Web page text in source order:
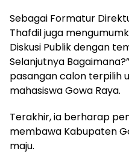
Sebagai Formatur
Thafdil juga
Diskusi Publik dengan
Selanjutnya
pasangan calon terpilih
mahasiswa Gowa Raya.
Terakhir, ia berharap
membawa Kabupaten
maju.